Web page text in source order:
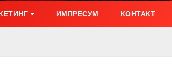
ИМПРЕСУМ КОНТАКТ